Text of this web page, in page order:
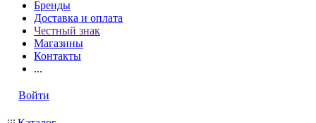
Бренды
Доставка и оплата
Честный знак
Магазины
Контакты
...
Войти